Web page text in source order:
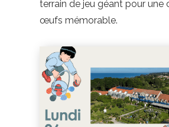
terrain de jeu géant pour une
œufs mémorable.